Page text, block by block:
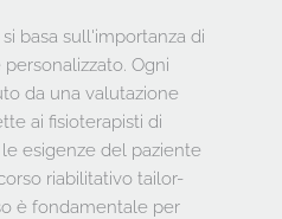
basa sull'importanza di
Ogni
da una valutazione
ai fisioterapisti di
esigenze del paziente
riabilitativo tailor-
è fondamentale per